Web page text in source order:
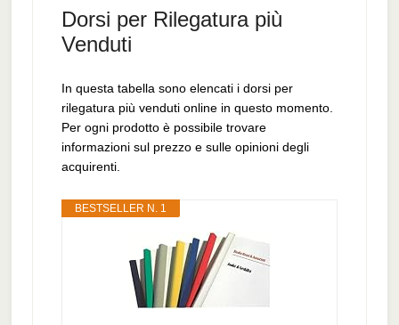
Dorsi per Rilegatura più
Venduti
In questa tabella sono elencati i dorsi per
rilegatura più venduti online in questo momento.
Per ogni prodotto è possibile trovare
informazioni sul prezzo e sulle opinioni degli
acquirenti.
BESTSELLER N. 1